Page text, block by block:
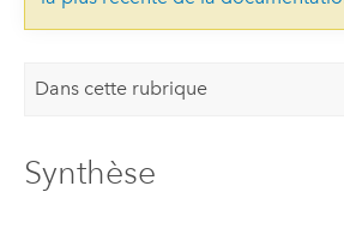
Dans cette rubrique
Synthèse